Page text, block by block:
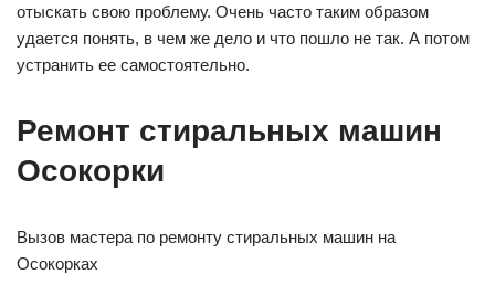
отыскать свою проблему. Очень часто таким образом
удается понять, в чем же дело и что пошло не так. А потом
устранить ее самостоятельно.
Ремонт стиральных машин
Осокорки
Вызов мастера по ремонту стиральных машин на
Осокорках